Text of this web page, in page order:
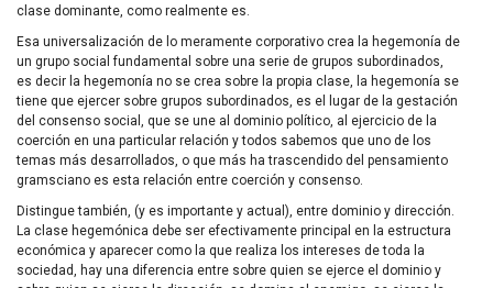
clase dominante, como realmente es.
Esa universalización de lo meramente corporativo crea la hegemonía de
un grupo social fundamental sobre una serie de grupos subordinados,
es decir la hegemonía no se crea sobre la propia clase, la hegemonía se
tiene que ejercer sobre grupos subordinados, es el lugar de la gestación
del consenso social, que se une al dominio político, al ejercicio de la
coerción en una particular relación y todos sabemos que uno de los
temas más desarrollados, o que más ha trascendido del pensamiento
gramsciano es esta relación entre coerción y consenso.
Distingue también, (y es importante y actual), entre dominio y dirección.
La clase hegemónica debe ser efectivamente principal en la estructura
económica y aparecer como la que realiza los intereses de toda la
sociedad, hay una diferencia entre sobre quien se ejerce el dominio y